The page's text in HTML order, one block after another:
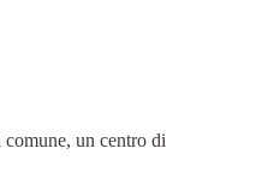
un centro di